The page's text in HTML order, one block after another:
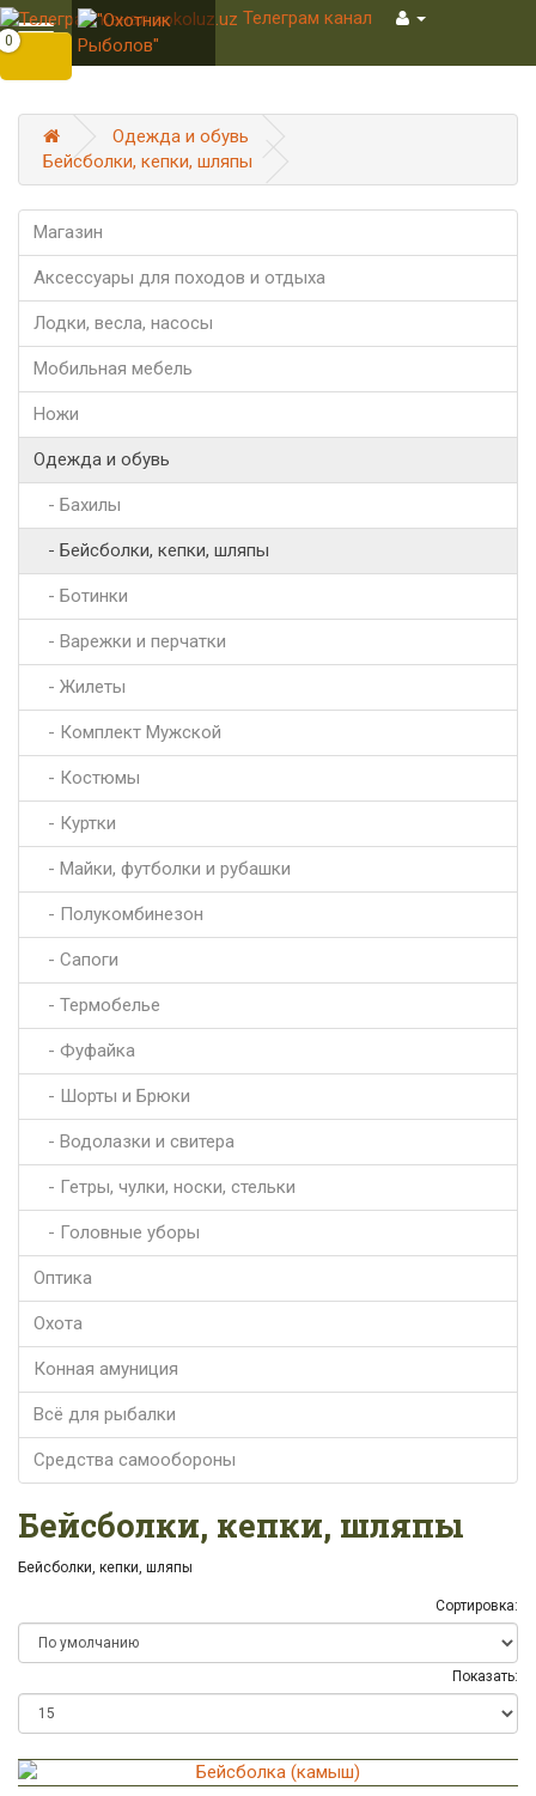
Toggle
navigation
Телеграм канал
0
Одежда и обувь
Бейсболки, кепки, шляпы
Магазин
Аксессуары для походов и отдыха
Лодки, весла, насосы
Мобильная мебель
Ножи
Одежда и обувь
- Бахилы
- Бейсболки, кепки, шляпы
- Ботинки
- Варежки и перчатки
- Жилеты
- Комплект Мужской
- Костюмы
- Куртки
- Майки, футболки и рубашки
- Полукомбинезон
- Сапоги
- Термобелье
- Фуфайка
- Шорты и Брюки
- Водолазки и свитера
- Гетры, чулки, носки, стельки
- Головные уборы
Оптика
Охота
Конная амуниция
Всё для рыбалки
Средства самообороны
Бейсболки, кепки, шляпы
Бейсболки, кепки, шляпы
Сортировка:
Показать: